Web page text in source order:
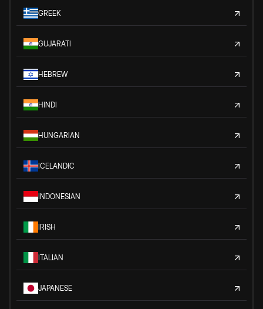
GREEK
GUJARATI
HEBREW
HINDI
HUNGARIAN
ICELANDIC
INDONESIAN
IRISH
ITALIAN
JAPANESE